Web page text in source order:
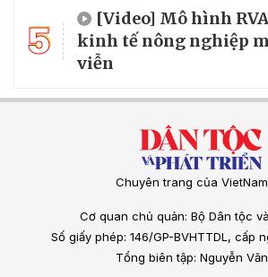
5
[Video] Mô hình
kinh tế nông nghiệp
viễn
Chuyên trang của
Cơ quan chủ quản: Bộ Dân tộc
Số giấy phép: 146/GP-BVHTTDL, cấp
Tổng biên tập: Nguyễn